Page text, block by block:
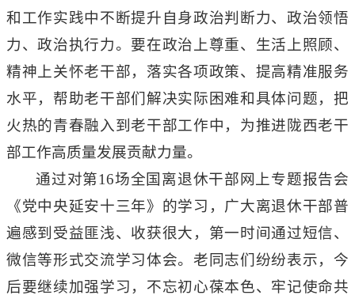
和工作实践中不断提升自身政治判断力、政治领悟
力、政治执行力。要在政治上尊重、生活上照顾、
精神上关怀老干部，落实各项政策、提高精准服务
水平，帮助老干部们解决实际困难和具体问题，把
火热的青春融入到老干部工作中，为推进陇西老干
部工作高质量发展贡献力量。
通过对第16场全国离退休干部网上专题报告会
《党中央延安十三年》的学习，广大离退休干部普
遍感到受益匪浅、收获很大，第一时间通过短信、
微信等形式交流学习体会。老同志们纷纷表示，今
后要继续加强学习，不忘初心葆本色、牢记使命共